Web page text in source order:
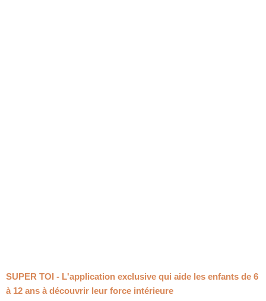
SUPER TOI - L'application exclusive qui aide les enfants de 6
à 12 ans à découvrir leur force intérieure